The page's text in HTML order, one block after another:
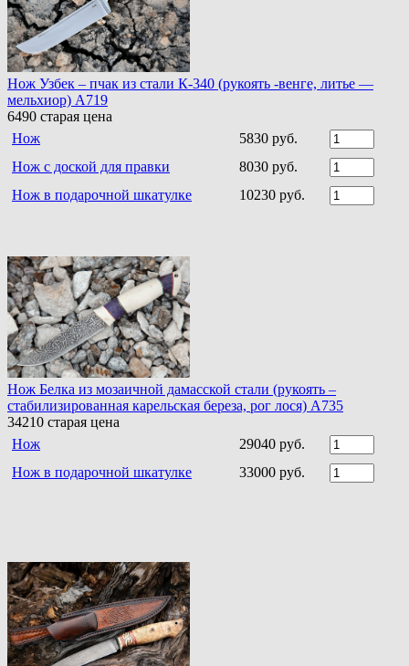
Нож Узбек – пчак из стали К-340 (рукоять -венге, литье —
мельхиор) A719
6490 старая цена
Нож
5830 руб.
Нож с доской для правки
8030 руб.
Нож в подарочной шкатулке
10230 руб.
Нож Белка из мозаичной дамасской стали (рукоять –
стабилизированная карельская береза, рог лося) A735
34210 старая цена
Нож
29040 руб.
Нож в подарочной шкатулке
33000 руб.